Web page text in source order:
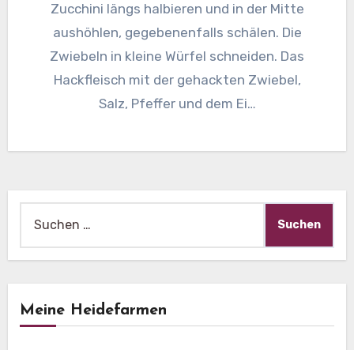
Zucchini längs halbieren und in der Mitte
aushöhlen, gegebenenfalls schälen. Die
Zwiebeln in kleine Würfel schneiden. Das
Hackfleisch mit der gehackten Zwiebel,
Salz, Pfeffer und dem Ei…
nach:
Meine Heidefarmen